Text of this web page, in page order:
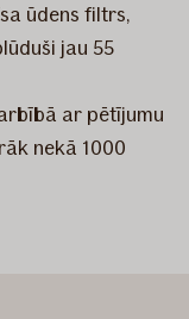
ūdens filtrs,
jau 55
ar pētījumu
nekā 1000